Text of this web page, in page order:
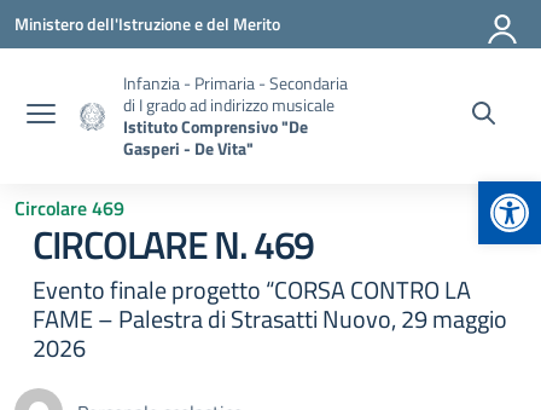
Vai ai contenuti
Vai al menu di navigazione
Vai al footer
Ministero dell'Istruzione e del Merito
Infanzia - Primaria - Secondaria
di I grado ad indirizzo musicale
Istituto Comprensivo "De
Gasperi - De Vita"
Circolare 469
CIRCOLARE N. 469
Evento finale progetto “CORSA CONTRO LA
FAME – Palestra di Strasatti Nuovo, 29 maggio
2026